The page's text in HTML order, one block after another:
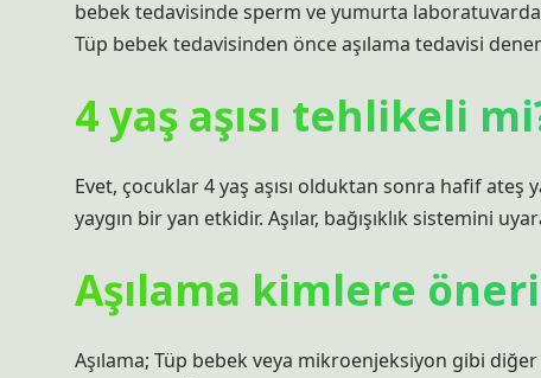
bebek tedavisinde sperm ve yumurta
Tüp bebek tedavisinden önce aşılama tedavisi
4 yaş aşısı tehlikeli
Evet, çocuklar 4 yaş aşısı olduktan sonra hafif ateş
yaygın bir yan etkidir. Aşılar, bağışıklık sistemini
Aşılama kimlere
Aşılama; Tüp bebek veya mikroenjeksiyon gibi